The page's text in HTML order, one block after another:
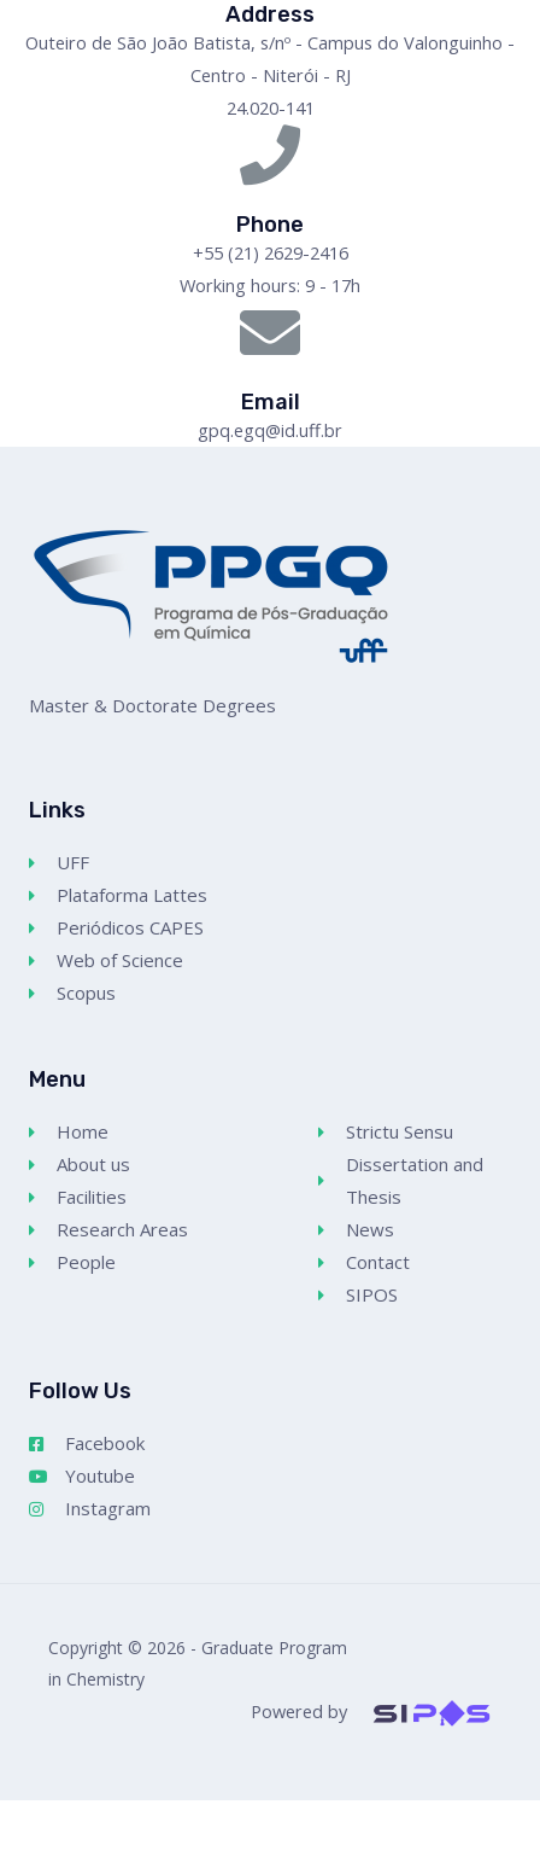
Address
Outeiro de São João Batista, s/nº - Campus do Valonguinho -
Centro - Niterói - RJ
24.020-141
Phone
+55 (21) 2629-2416
Working hours: 9 - 17h
Email
gpq.egq@id.uff.br
Master & Doctorate Degrees
Links
UFF
Plataforma Lattes
Periódicos CAPES
Web of Science
Scopus
Menu
Home
About us
Facilities
Research Areas
People
Strictu Sensu
Dissertation and
Thesis
News
Contact
SIPOS
Follow Us
Facebook
Youtube
Instagram
Copyright © 2026 - Graduate Program
in Chemistry
Powered by